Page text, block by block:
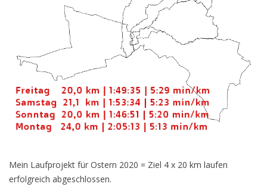
Mein Laufprojekt für Ostern 2020 = Ziel 4 x 20 km laufen
erfolgreich abgeschlossen.